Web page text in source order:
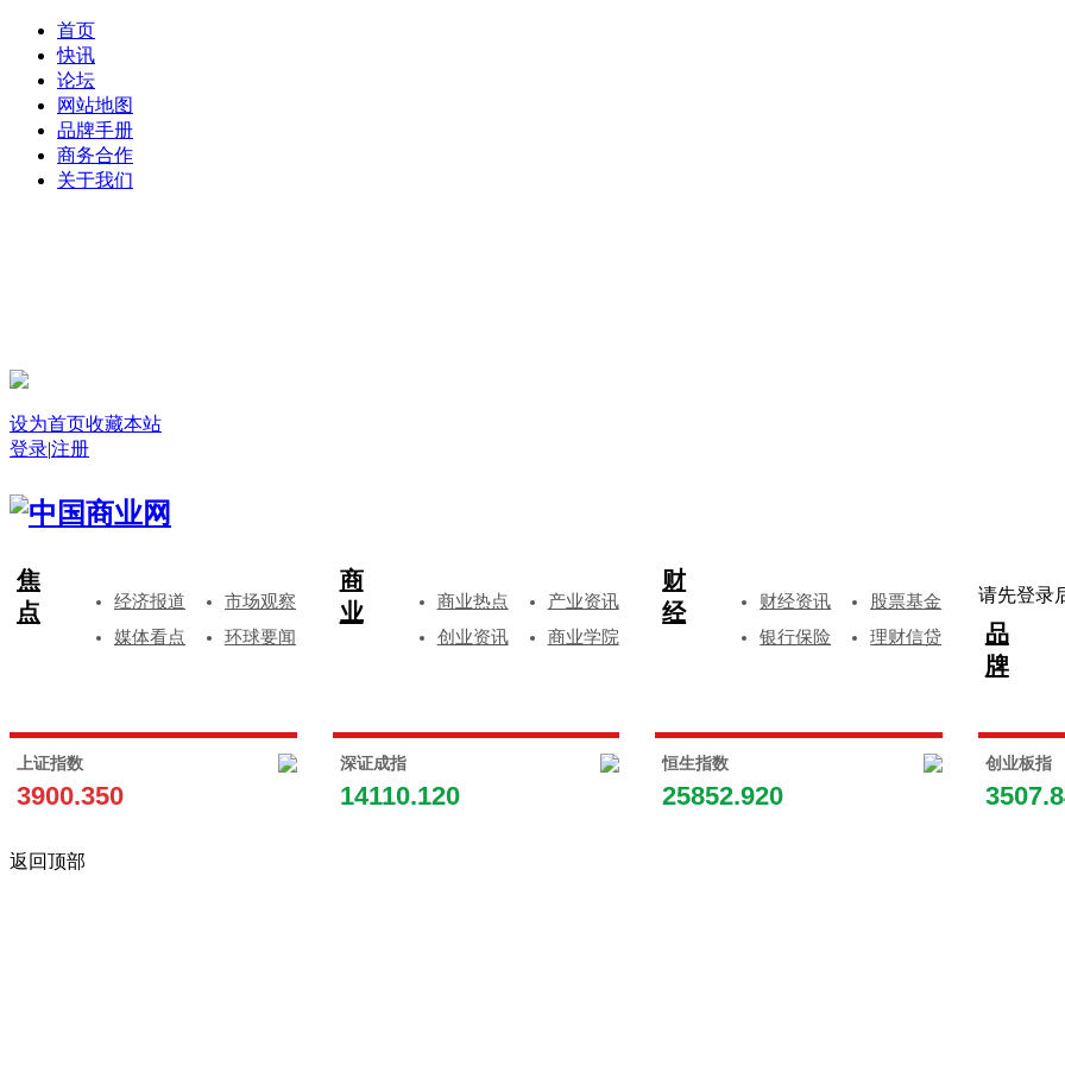
首页
快讯
论坛
网站地图
品牌手册
商务合作
关于我们
设为首页收藏本站
登录|注册
焦
点
经济报道
市场观察
媒体看点
环球要闻
商
业
商业热点
产业资讯
创业资讯
商业学院
财
经
财经资讯
股票基金
银行保险
理财信贷
品
牌
上证指数
3900.350
深证成指
14110.120
恒生指数
25852.920
创业板指
请先登录
返回顶部